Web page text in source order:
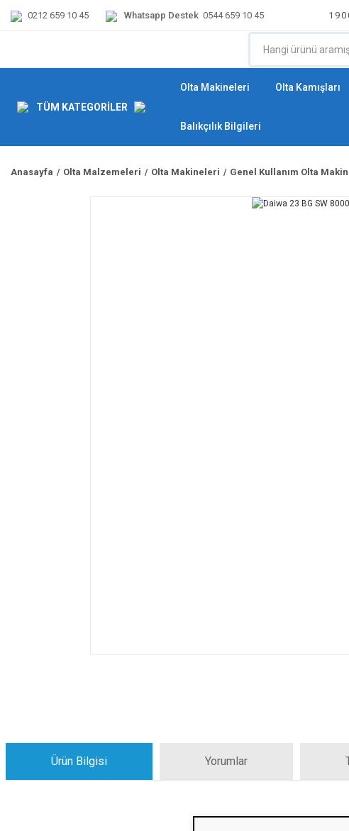
0212 659 10 45 Whatsapp Destek 0544 659 10 45
TÜM KATEGORİLER
Olta Makineleri Olta Kamışları
Balıkçılık Bilgileri
Anasayfa Olta Malzemeleri Olta Makineleri Genel Kullanım Olta
Ürün Bilgisi Yorumlar